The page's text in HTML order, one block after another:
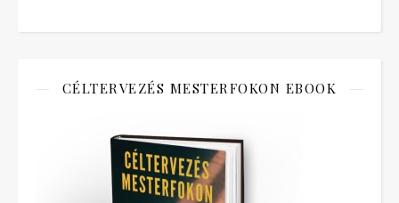
CÉLTERVEZÉS MESTERFOKON EBOOK